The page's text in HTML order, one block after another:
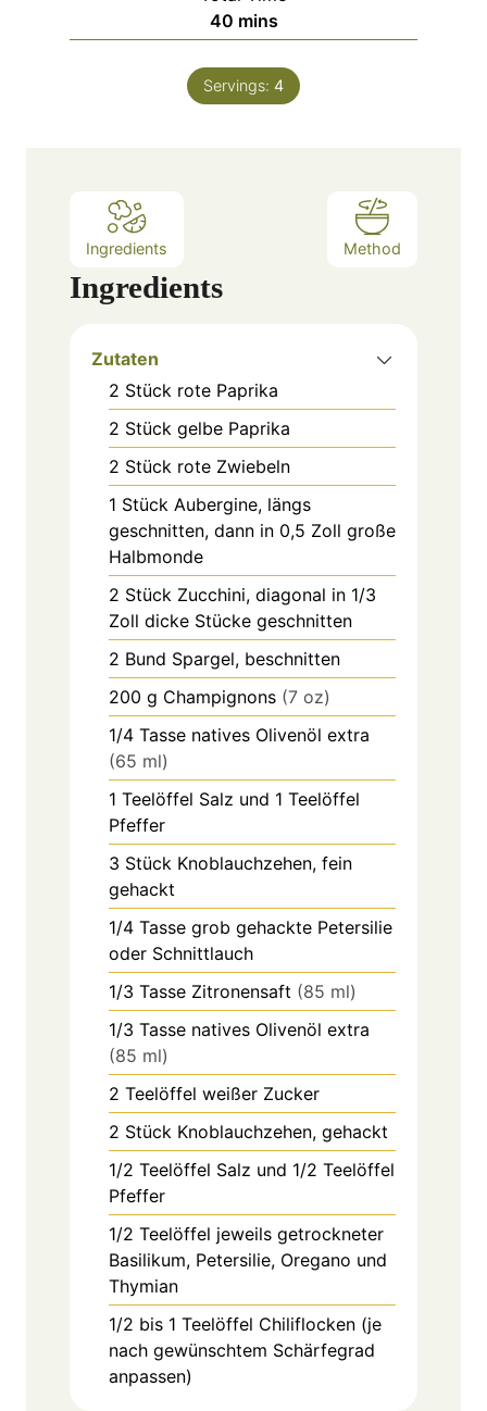
e
s
n
u
e
s
40m
i
n
u
mins
Servings: 4
Ingredients Method
Ingredients
Zutaten
2 Stück rote Paprika
2 Stück gelbe Paprika
2 Stück rote Zwiebeln
1 Stück Aubergine, längs
geschnitten, dann in 0,5 Zoll große
Halbmonde
2 Stück Zucchini, diagonal in 1/3
Zoll dicke Stücke geschnitten
2 Bund Spargel, beschnitten
200 g Champignons (7 oz)
1/4 Tasse natives Olivenöl extra
(65 ml)
1 Teelöffel Salz und 1 Teelöffel
Pfeffer
3 Stück Knoblauchzehen, fein
gehackt
1/4 Tasse grob gehackte Petersilie
oder Schnittlauch
1/3 Tasse Zitronensaft (85 ml)
1/3 Tasse natives Olivenöl extra
(85 ml)
2 Teelöffel weißer Zucker
2 Stück Knoblauchzehen, gehackt
1/2 Teelöffel Salz und 1/2 Teelöffel
Pfeffer
1/2 Teelöffel jeweils getrockneter
Basilikum, Petersilie, Oregano und
Thymian
1/2 bis 1 Teelöffel Chiliflocken (je
nach gewünschtem Schärfegrad
anpassen)